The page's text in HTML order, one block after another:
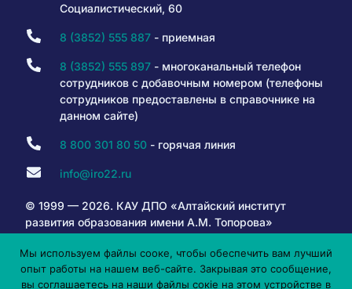
Социалистический, 60
8 (3852) 555 887- приемная
8 (3852) 555 897- многоканальный телефон
сотрудников с добавочным номером (телефоны
сотрудников предоставлены в справочнике на
данном сайте)
8 800 301 80 50- горячая линия
info@iro22.ru
© 1999 — 2026. КАУ ДПО «Алтайский институт
развития образования имени А.М. Топорова»
6+
Мы используем файлы сооке, чтобы обеспечить вам лучший
опыт работы на нашем веб-сайте. Закрывая это сообщение,
вы соглашаетесь на наши файлы сокіе на этом устройстве в